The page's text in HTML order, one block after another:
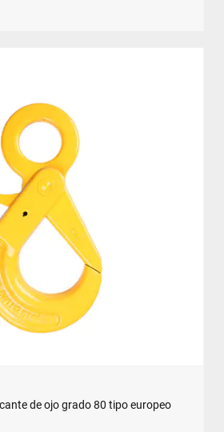
de ojo grado 80 tipo europeo